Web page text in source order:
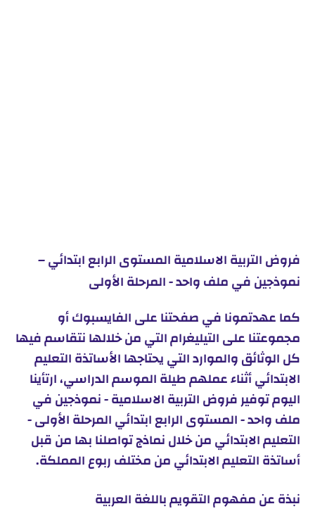
فروض التربية الاسلامية المستوى الرابع ابتدائي –
نموذجين في ملف واحد - المرحلة الأولى
كما عهدتمونا في صفحتنا على الفايسبوك أو
مجموعتنا على التيليغرام التي من خلالها نتقاسم فيها
كل الوثائق والموارد التي يحتاجها الأساتذة التعليم
الابتدائي أثناء عملهم طيلة الموسم الدراسي، ارتأينا
اليوم توفير فروض التربية الاسلامية - نموذجين في
ملف واحد - المستوى الرابع ابتدائي المرحلة الأولى -
التعليم الابتدائي من خلال نماذج تواصلنا بها من قبل
أساتذة التعليم الابتدائي من مختلف ربوع المملكة.
نبذة عن مفهوم التقويم باللغة العربية